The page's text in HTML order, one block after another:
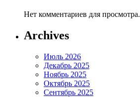
Нет комментариев для просмотра.
Archives
Июль 2026
Декабрь 2025
Ноябрь 2025
Октябрь 2025
Сентябрь 2025